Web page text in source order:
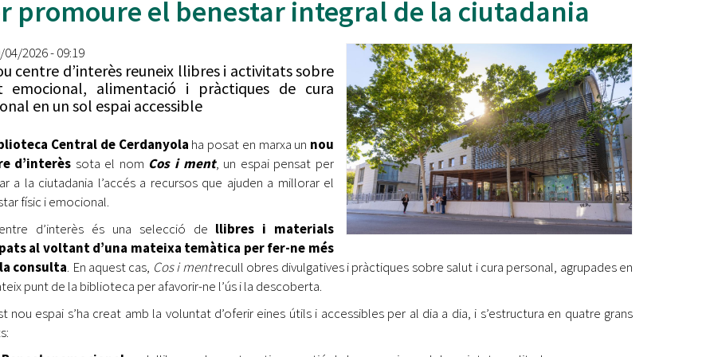
Retiment de Comptes
Accés a Informació Pública
Dades Obertes
Catàleg de Serveis i Tràmits
Oberta la convocatòria d'Ajuts per a l'autoocupació
jove 2026
Cerdanyola opta a més de 5 milions d'euros del Pla de
Barris per transformar les Fontetes, Quatre Cantons i
l'entorn de l'avinguda Catalunya
tret de sortida al festival
L’Ajuntament reparteix ulleres gratuïtes per veure
l'eclipsi solar
Entitats
Equipaments
Mercats Municipals
Webs Municipals
promoure el benestar integral de la ciutadania
04/2026 - 09:19
centre d’interès reuneix llibres i activitats sobre
emocional, alimentació i pràctiques de cura
en un sol espai accessible
Central de Cerdanyola ha posat en marxa un nou
d’interès sota el nom Cos i ment, un espai pensat per
a la ciutadania l’accés a recursos que ajuden a millorar el
físic i emocional.
d’interès és una selecció de llibres i materials
al voltant d’una mateixa temàtica per fer-ne més
consulta. En aquest cas, Cos i mentrecull obres divulgatives i pràctiques sobre salut i cura personal, agrupades en
punt de la biblioteca per afavorir-ne l’ús i la descoberta.
nou espai s’ha creat amb la voluntat d’oferir eines útils i accessibles per al dia a dia, i s’estructura en quatre grans